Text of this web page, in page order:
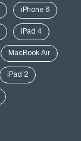
iPhone 6
iPad 4
MacBook Air
iPad 2